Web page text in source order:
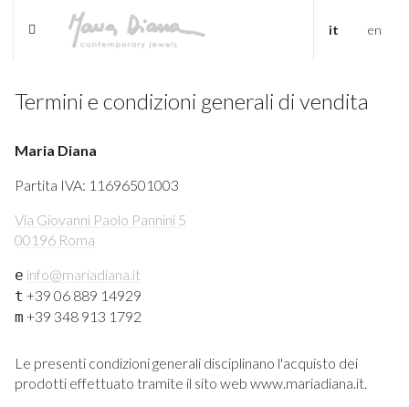
it en
Termini e condizioni generali di vendita
Maria Diana
Partita IVA: 11696501003
Via Giovanni Paolo Pannini 5
00196 Roma
e info@mariadiana.it
t +39 06 889 14929
m +39 348 913 1792
Le presenti condizioni generali disciplinano l'acquisto dei
prodotti effettuato tramite il sito web www.mariadiana.it.